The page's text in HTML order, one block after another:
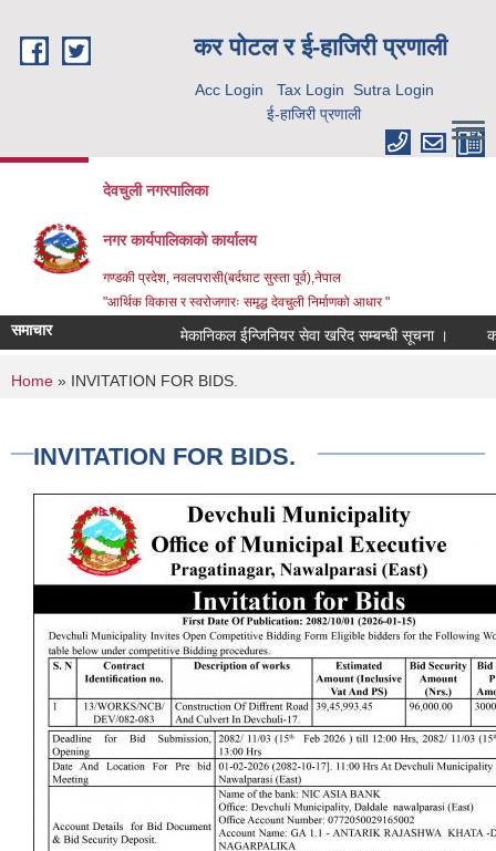
कर पाेटल र ई-हाजिरी प्रणाली
Acc Login Tax Login Sutra Login
ई-हाजिरी प्रणाली
देवचुली नगरपालिका
नगर कार्यपालिकाको कार्यालय
गण्डकी प्रदेश, नवलपरासी(बर्दघाट सुस्ता पूर्व),नेपाल
"आर्थिक विकास र स्वरोजगारः समृद्ध देवचुली निर्माणको आधार "
समाचार मेकानिकल ईन्जिनियर सेवा खरिद सम्बन्धी सूचना ।
You are here
Home » INVITATION FOR BIDS.
INVITATION FOR BIDS.